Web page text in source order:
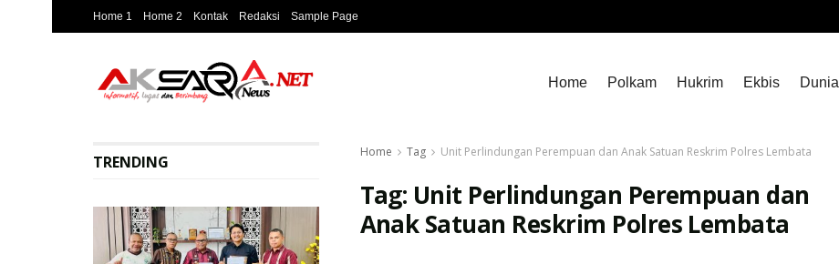
Home 1 Home 2 Kontak Redaksi Sample Page
Home Polkam Hukrim Ekbis Dunia
Home Tag Unit Perlindungan Perempuan dan Anak Satuan Reskrim Polres Lembata
Tag: Unit Perlindungan Perempuan dan
Anak Satuan Reskrim Polres Lembata
TRENDING